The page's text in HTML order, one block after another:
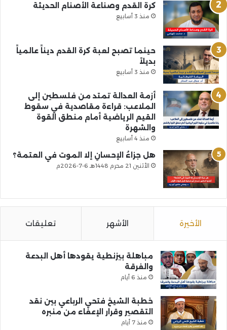
كرة القدم وصناعة الأصنام الحديثة
منذ 3 أسابيع
حينما تصبح لعبة كرة القدم ديناً عالمياً
بديلاً
منذ 3 أسابيع
أزمة العدالة تمتد من فلسطين إلى
الملاعب: قراءة مقاصدية في سقوط
القيم الرياضية أمام منطق القوة
والشهرة
منذ 4 أسابيع
هل جزاءُ الإحسانِ إلا الموت في العتمة؟
الأثنين 21 محرم 1448هـ 6-7-2026م
الأخيرة الأشهر تعليقات
مباهلة بيزنطية يقودها أهل البدعة
والفرقة
منذ 6 أيام
خطبة الشيخ فتحي الرباعي بين نقد
التقصير وقرار الإعفاء من منبره
منذ 7 أيام